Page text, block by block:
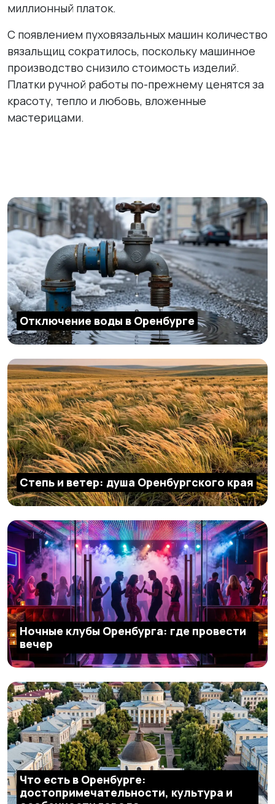
миллионный платок.
С появлением пуховязальных машин количество
вязальщиц сократилось, поскольку машинное
производство снизило стоимость изделий.
Платки ручной работы по-прежнему ценятся за
красоту, тепло и любовь, вложенные
мастерицами.
Отключение воды в Оренбурге
Степь и ветер: душа Оренбургского края
Ночные клубы Оренбурга: где провести
вечер
Что есть в Оренбурге:
достопримечательности, культура и